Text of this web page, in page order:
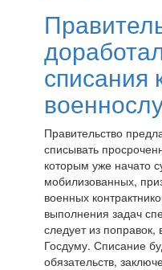
списания
Правительство
списывать
которым уже начато
мобилизованных,
военных
выполнения задач
следует из
Госдуму. Списание
обязательств,